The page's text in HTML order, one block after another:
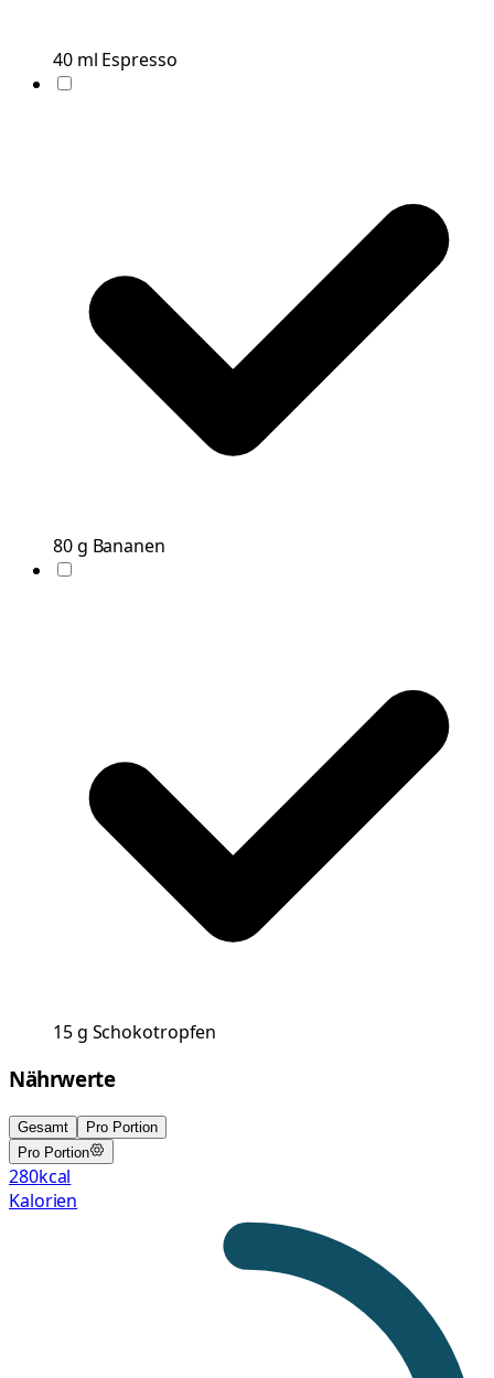
40 ml Espresso
80g Bananen
15g Schokotropfen
Nährwerte
Gesamt
Pro Portion
Pro Portion
280kcal
Kalorien